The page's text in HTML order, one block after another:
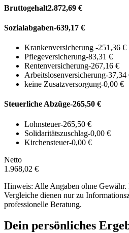
Bruttogehalt2.872,69 €
Sozialabgaben-639,17 €
Krankenversicherung -251,36 €
Pflegeversicherung-83,31 €
Rentenversicherung-267,16 €
Arbeitslosenversicherung-37,34
keine Zusatzversorgung-0,00 €
Steuerliche Abzüge-265,50 €
Lohnsteuer-265,50 €
Solidaritätszuschlag-0,00 €
Kirchensteuer-0,00 €
Netto
1.968,02 €
Hinweis: Alle Angaben ohne Gewähr.
Vergleiche dienen nur zu
professionelle Beratung.
Dein persönliches